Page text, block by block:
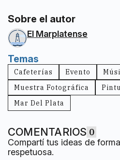
Sobre el autor
El Marplatense
Temas
Cafeterías Evento
Muestra Fotográfica
Mar Del Plata
COMENTARIOS 0
Compartí tus ideas de
respetuosa.